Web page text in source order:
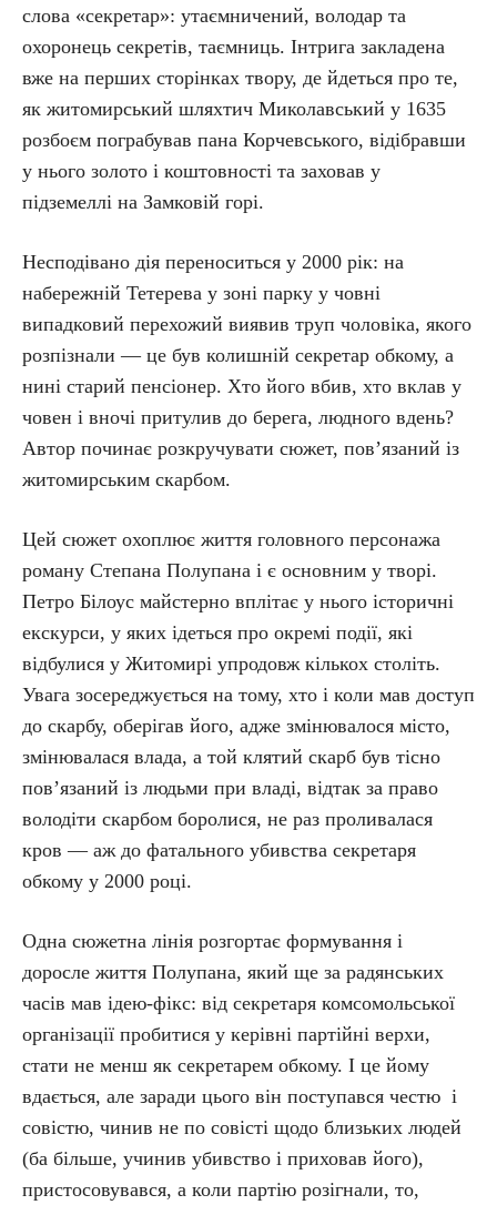
слова «секретар»: утаємничений, володар та
охоронець секретів, таємниць. Інтрига закладена
вже на перших сторінках твору, де йдеться про те,
як житомирський шляхтич Миколавський у 1635
розбоєм пограбував пана Корчевського, відібравши
у нього золото і коштовності та заховав у
підземеллі на Замковій горі.
Несподівано дія переноситься у 2000 рік: на
набережній Тетерева у зоні парку у човні
випадковий перехожий виявив труп чоловіка, якого
розпізнали — це був колишній секретар обкому, а
нині старий пенсіонер. Хто його вбив, хто вклав у
човен і вночі притулив до берега, людного вдень?
Автор починає розкручувати сюжет, пов’язаний із
житомирським скарбом.
Цей сюжет охоплює життя головного персонажа
роману Степана Полупана і є основним у творі.
Петро Білоус майстерно вплітає у нього історичні
екскурси, у яких ідеться про окремі події, які
відбулися у Житомирі упродовж кількох століть.
Увага зосереджується на тому, хто і коли мав доступ
до скарбу, оберігав його, адже змінювалося місто,
змінювалася влада, а той клятий скарб був тісно
пов’язаний із людьми при владі, відтак за право
володіти скарбом боролися, не раз проливалася
кров — аж до фатального убивства секретаря
обкому у 2000 році.
Одна сюжетна лінія розгортає формування і
доросле життя Полупана, який ще за радянських
часів мав ідею-фікс: від секретаря комсомольської
організації пробитися у керівні партійні верхи,
стати не менш як секретарем обкому. І це йому
вдається, але заради цього він поступався честю і
совістю, чинив не по совісті щодо близьких людей
(ба більше, учинив убивство і приховав його),
пристосовувався, а коли партію розігнали, то,